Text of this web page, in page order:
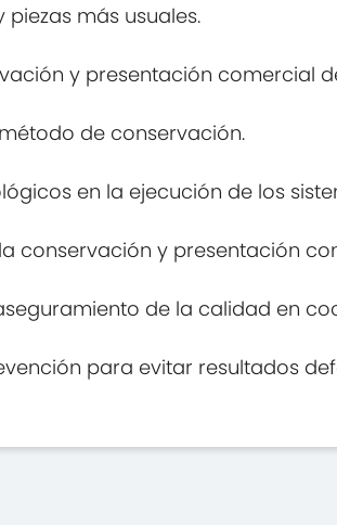
más usuales.
y presentación comercial
de conservación.
en la ejecución de los
conservación y presentación
de la calidad en
para evitar resultados